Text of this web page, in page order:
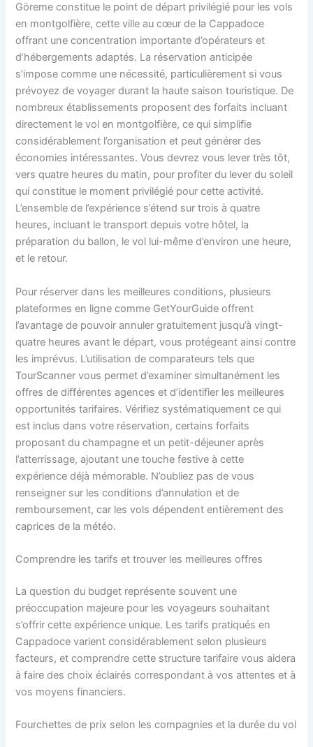
Göreme constitue le point de départ privilégié pour les vols
en montgolfière, cette ville au cœur de la Cappadoce
offrant une concentration importante d’opérateurs et
d’hébergements adaptés. La réservation anticipée
s’impose comme une nécessité, particulièrement si vous
prévoyez de voyager durant la haute saison touristique. De
nombreux établissements proposent des forfaits incluant
directement le vol en montgolfière, ce qui simplifie
considérablement l’organisation et peut générer des
économies intéressantes. Vous devrez vous lever très tôt,
vers quatre heures du matin, pour profiter du lever du soleil
qui constitue le moment privilégié pour cette activité.
L’ensemble de l’expérience s’étend sur trois à quatre
heures, incluant le transport depuis votre hôtel, la
préparation du ballon, le vol lui-même d’environ une heure,
et le retour.
Pour réserver dans les meilleures conditions, plusieurs
plateformes en ligne comme GetYourGuide offrent
l’avantage de pouvoir annuler gratuitement jusqu’à vingt-
quatre heures avant le départ, vous protégeant ainsi contre
les imprévus. L’utilisation de comparateurs tels que
TourScanner vous permet d’examiner simultanément les
offres de différentes agences et d’identifier les meilleures
opportunités tarifaires. Vérifiez systématiquement ce qui
est inclus dans votre réservation, certains forfaits
proposant du champagne et un petit-déjeuner après
l’atterrissage, ajoutant une touche festive à cette
expérience déjà mémorable. N’oubliez pas de vous
renseigner sur les conditions d’annulation et de
remboursement, car les vols dépendent entièrement des
caprices de la météo.
Comprendre les tarifs et trouver les meilleures offres
La question du budget représente souvent une
préoccupation majeure pour les voyageurs souhaitant
s’offrir cette expérience unique. Les tarifs pratiqués en
Cappadoce varient considérablement selon plusieurs
facteurs, et comprendre cette structure tarifaire vous aidera
à faire des choix éclairés correspondant à vos attentes et à
vos moyens financiers.
Fourchettes de prix selon les compagnies et la durée du vol